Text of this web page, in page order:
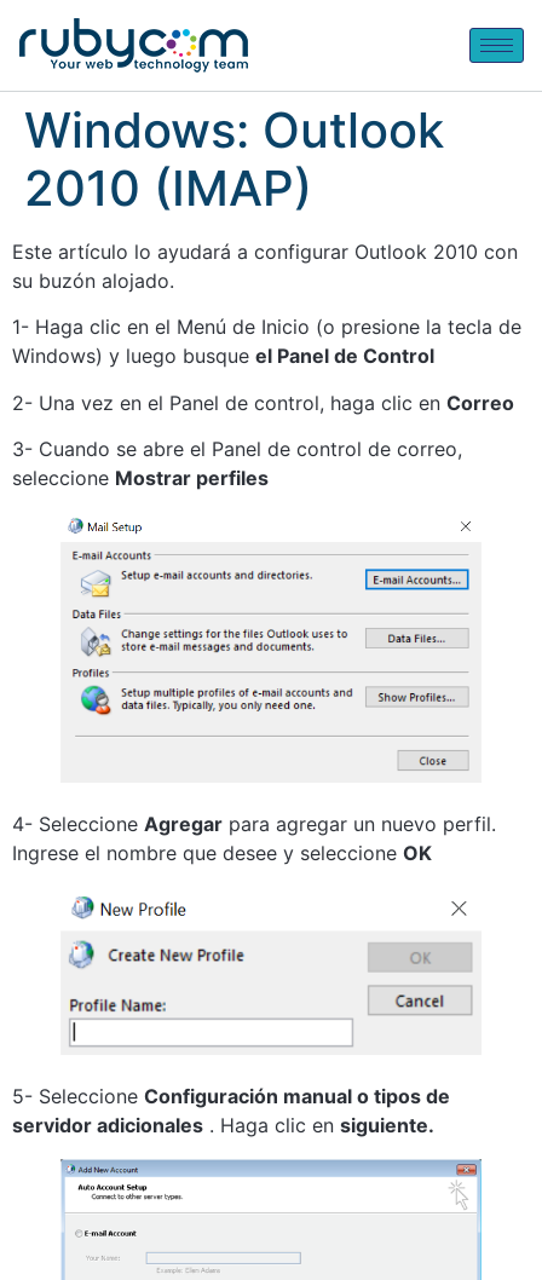
Windows: Outlook
2010 (IMAP)
Este artículo lo ayudará a configurar Outlook 2010 con
su buzón alojado.
1- Haga clic en el Menú de Inicio (o presione la tecla de
Windows) y luego busque el Panel de Control
2- Una vez en el Panel de control, haga clic en Correo
3- Cuando se abre el Panel de control de correo,
seleccione Mostrar perfiles
4- Seleccione Agregar para agregar un nuevo perfil.
Ingrese el nombre que desee y seleccione OK
5- Seleccione Configuración manual o tipos de
servidor adicionales . Haga clic en siguiente.